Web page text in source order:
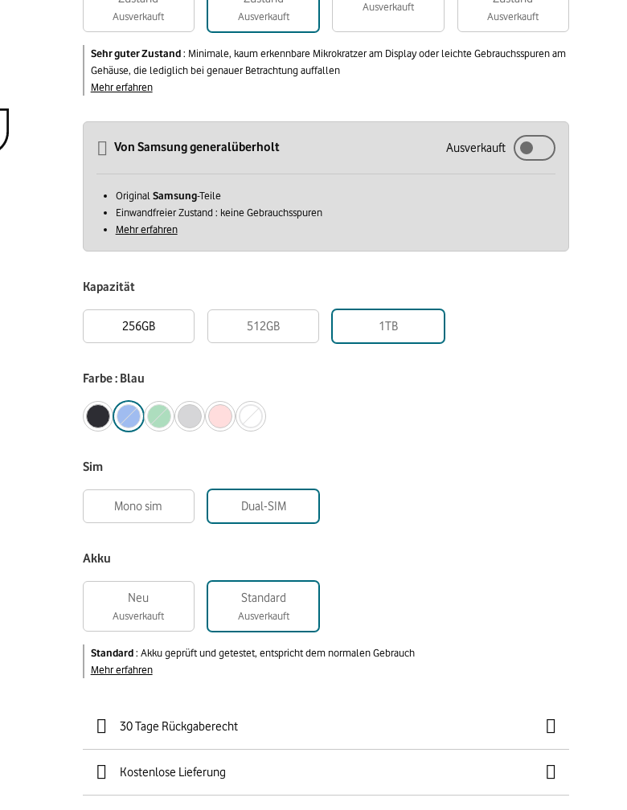
Ausverkauft Ausverkauft
Ausverkauft
Ausverkauft
Sehr guter Zustand: Minimale, kaum erkennbare Mikrokratzer am Display oder leichte Gebrauchsspuren am
Gehäuse, die lediglich bei genauer Betrachtung auffallen
Mehr erfahren
Von Samsung generalüberholt Ausverkauft
Original Samsung-Teile
Einwandfreier Zustand : keine Gebrauchsspuren
Mehr erfahren
Kapazität
256GB 512GB 1TB
Farbe : Blau
Sim
Mono sim Dual-SIM
Akku
Neu
Ausverkauft
Standard
Ausverkauft
Standard: Akku geprüft und getestet, entspricht dem normalen Gebrauch
Mehr erfahren
30 Tage Rückgaberecht
Kostenlose Lieferung